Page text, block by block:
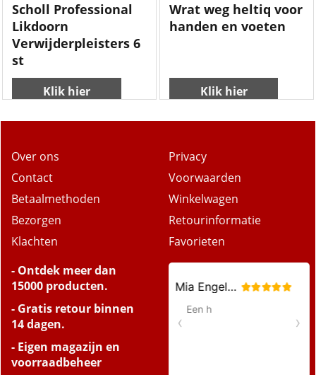
Scholl Professional
Likdoorn
Verwijderpleisters 6
st
Klik hier
Wrat weg heltiq voor
handen en voeten
Klik hier
Over ons
Contact
Betaalmethoden
Bezorgen
Klachten
Privacy
Voorwaarden
Winkelwagen
Retourinformatie
Favorieten
- Ontdek meer dan
15000 producten.
- Gratis retour binnen
14 dagen.
- Eigen magazijn en
voorraadbeheer